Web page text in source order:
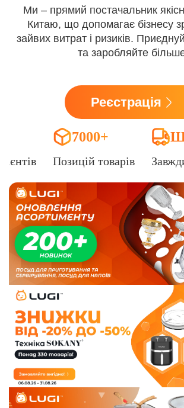
Ми – прямий постачальник
Китаю, що допомагає бізнесу
зайвих витрат і ризиків.
та заробляйте
Реєстрація
7000+
Позицій товарів